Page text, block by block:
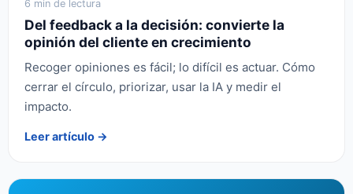
6 min de lectura
Del feedback a la decisión: convierte la
opinión del cliente en crecimiento
Recoger opiniones es fácil; lo difícil es actuar. Cómo
cerrar el círculo, priorizar, usar la IA y medir el
impacto.
Leer artículo →